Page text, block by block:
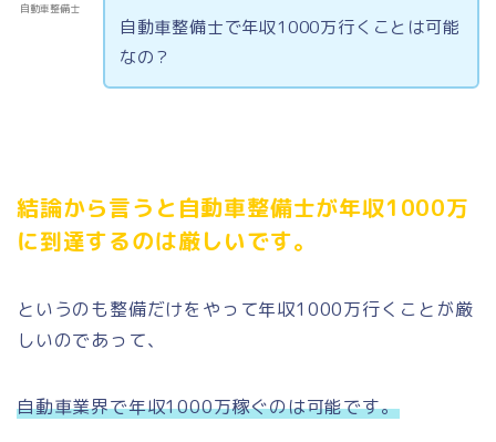
自動車整備士
自動車整備士で年収1000万行くことは可能
なの？
結論から言うと自動車整備士が年収1000万
に到達するのは厳しいです。
というのも整備だけをやって年収1000万行くことが厳
しいのであって、
自動車業界で年収1000万稼ぐのは可能です。